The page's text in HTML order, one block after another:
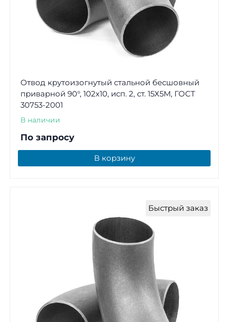
Отвод крутоизогнутый стальной бесшовный
приварной 90°, 102х10, исп. 2, ст. 15Х5М, ГОСТ
30753-2001
В наличии
По запросу
В корзину
Быстрый заказ